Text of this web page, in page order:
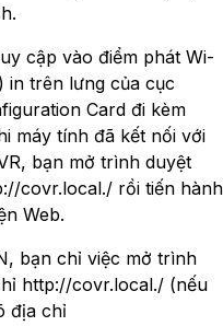
cập vào điểm phát Wi-
in trên lưng của cục
Card đi kèm
máy tính đã kết nối với
bạn mở trình duyệt
covr.local./ rồi tiến hành
Web.
bạn chỉ việc mở trình
http://covr.local./ (nếu
địa chỉ